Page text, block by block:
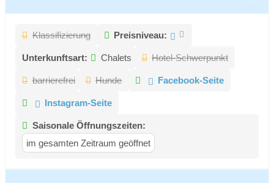
Klassifizierung Preisniveau:
Unterkunftsart: Chalets Hotel-Schwerpunkt
barrierefrei Hunde Facebook-Seite
Instagram-Seite
Saisonale Öffnungszeiten:
im gesamten Zeitraum geöffnet